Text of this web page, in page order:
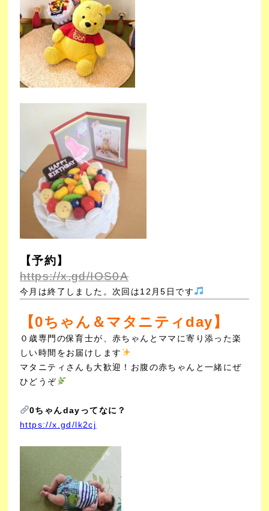
【予約】
https://x.gd/IOS0A
今月は終了しました。次回は12月5日です
【0ちゃん＆マタニティday】
０歳専門の保育士が、赤ちゃんとママに寄り添った楽
しい時間をお届けします
マタニティさんも大歓迎！お腹の赤ちゃんと一緒にぜ
ひどうぞ
0ちゃんdayってなに？
https://x.gd/lk2cj